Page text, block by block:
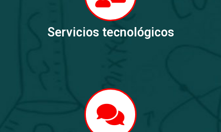
Servicios tecnológicos